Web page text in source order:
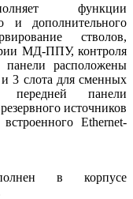
функции
и дополнительного
стволов,
МД-ППУ, контроля
расположены
3 слота для сменных
панели
источников
Ethernet-
в корпусе